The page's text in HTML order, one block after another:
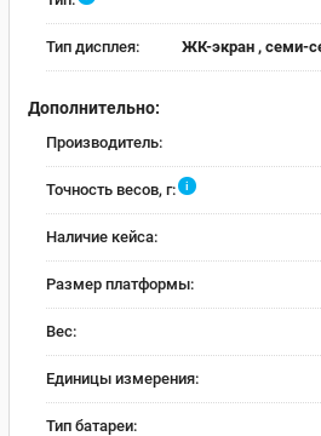
Тип дисплея: ЖК-экран , семи-
Дополнительно:
Производитель:
Точность весов, г: i
Наличие кейса:
Размер платформы:
Вес:
Единицы измерения:
Тип батареи: